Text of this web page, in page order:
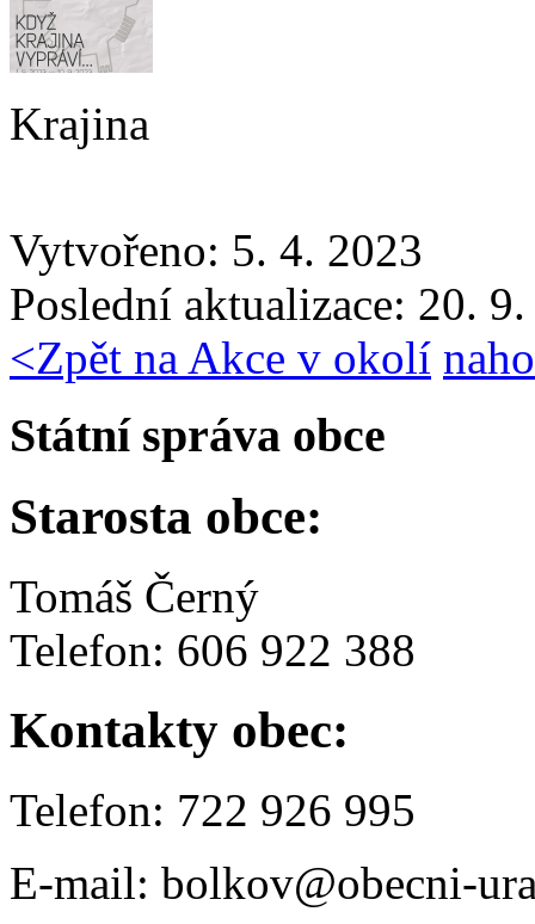
Krajina
Vytvořeno: 5. 4. 2023
Poslední aktualizace: 20.
<Zpět na Akce v okolí
Státní správa obce
Starosta obce:
Tomáš Černý
Telefon: 606 922 388
Kontakty obec:
Telefon: 722 926 995
E-mail: bolkov@obecni-